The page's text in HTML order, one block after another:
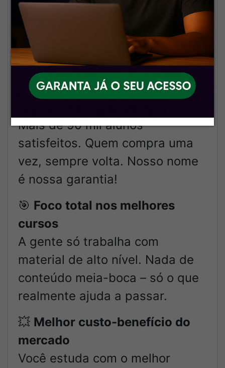
aluno
Aqui não é só venda, é parceria.
Nosso foco é te ver aprovado e
com material top do início ao
fim.
Mais de 90 mil alunos
satisfeitos. Quem compra uma
vez, sempre volta. Nosso nome
é nossa garantia!
🎯 Foco total nos melhores
cursos
A gente só trabalha com
material de alto nível. Nada de
conteúdo meia-boca – só o que
realmente ajuda a passar.
💥 Melhor custo-benefício do
mercado
Você estuda com o melhor